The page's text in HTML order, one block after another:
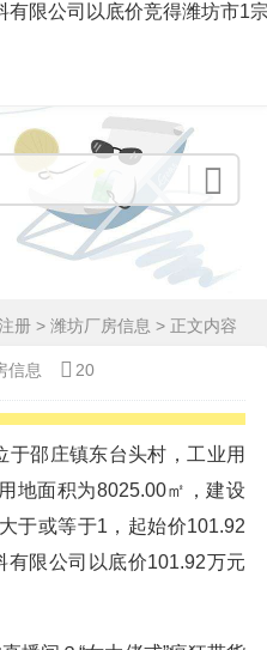
有限公司以底价竞得潍坊市1
册 > 潍坊厂房信息 > 正文内容
信息 20
邵庄镇东台头村，工业用
地面积为8025.00㎡，建设
于或等于1，起始价101.92
有限公司以底价101.92万元